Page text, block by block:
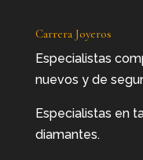
Carrera Joyeros
Especialistas
nuevos y de
Especialistas en
diamantes.